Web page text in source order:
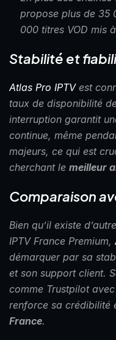
propose plus de 35
000 titres VOD mis
Stabilité et
Atlas Pro IPTVest
taux de disponibilité
interruption garantit
continue, même
majeurs, ce qui est
cherchant le meilleur
Comparaison
Bien qu’il existe
IPTV France Premium,
démarquer par sa
et son support client.
comme Trustpilot
renforce sa crédibilité
France.